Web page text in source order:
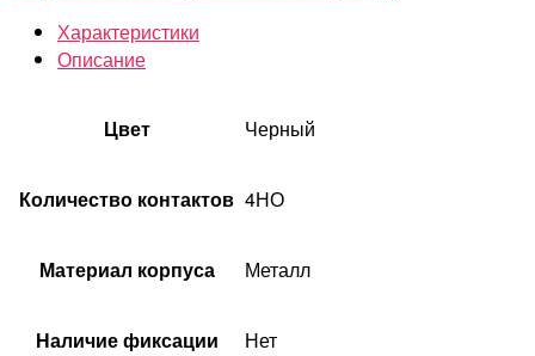
Характеристики
Описание
Цвет Черный
Количество контактов 4НО
Материал корпуса Металл
Наличие фиксации Нет